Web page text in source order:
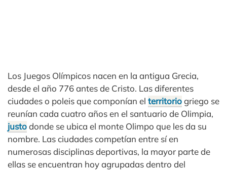
Los Juegos Olímpicos nacen en la antigua Grecia,
desde el año 776 antes de Cristo. Las diferentes
ciudades o poleis que componían el territoriogriego se
reunían cada cuatro años en el santuario de Olimpia,
justodonde se ubica el monte Olimpo que les da su
nombre. Las ciudades competían entre sí en
numerosas disciplinas deportivas, la mayor parte de
ellas se encuentran hoy agrupadas dentro del